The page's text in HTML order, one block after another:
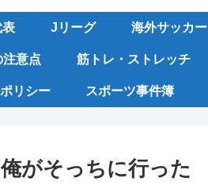
表 Jリーグ 海外サッカー
注意点 筋トレ・ストレッチ
リシー スポーツ事件簿
がそっちに行った